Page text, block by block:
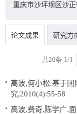
重庆市沙坪坝区沙
论文成果 研究方
共20条 1/1
高波,何小松.基于
究,2010(4):55-58
高波,费奇,陈学广.